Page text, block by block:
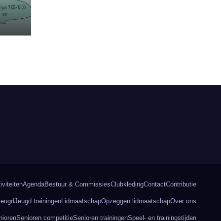
AgendaBestuur & CommissiesClubkledingContactContributie
Jeugd trainingenLidmaatschapOpzeggen lidmaatschapOver ons
Senioren competitieSenioren trainingenSpeel- en trainingstijden